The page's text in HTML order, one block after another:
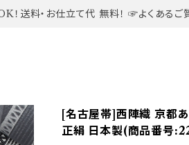
！送料・お仕立て代 無料！ ☞よくあるご
[名古屋帯]西陣織 京都
正絹 日本製(商品番号